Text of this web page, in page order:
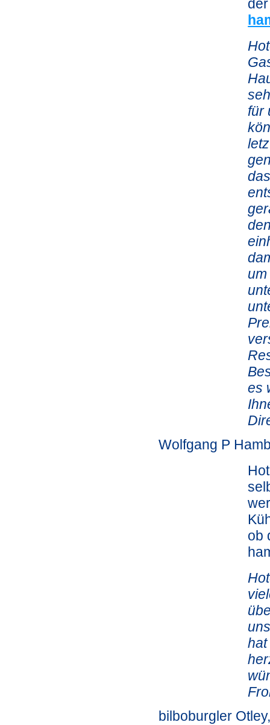
für
es
Wolfgang P
ob
bilboburgler